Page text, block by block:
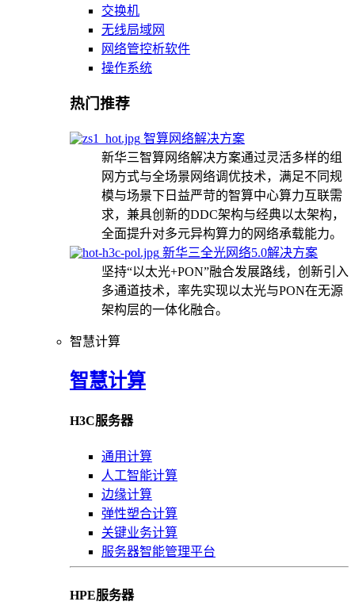
交换机
无线局域网
网络管控析软件
操作系统
热门推荐
智算网络解决方案
新华三智算网络解决方案通过灵活多样的组
网方式与全场景网络调优技术，满足不同规
模与场景下日益严苛的智算中心算力互联需
求，兼具创新的DDC架构与经典以太架构，
全面提升对多元异构算力的网络承载能力。
新华三全光网络5.0解决方案
坚持“以太光+PON”融合发展路线，创新引入
多通道技术，率先实现以太光与PON在无源
架构层的一体化融合。
智慧计算
智慧计算
H3C服务器
通用计算
人工智能计算
边缘计算
弹性塑合计算
关键业务计算
服务器智能管理平台
HPE服务器